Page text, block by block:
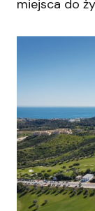
miejsca do